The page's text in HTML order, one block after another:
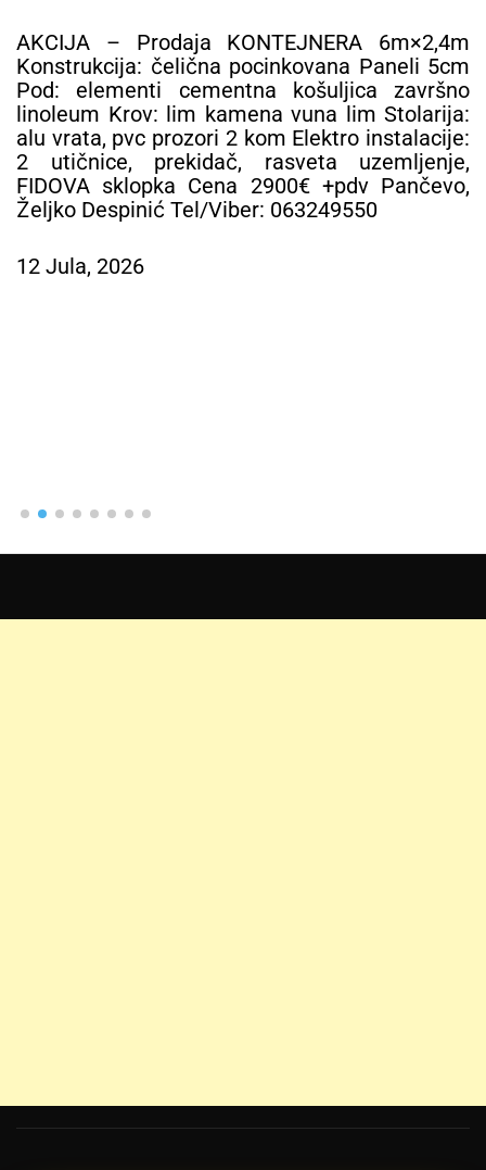
AKCIJA – Prodaja KONTEJNERA 6m×2,4m
Konstrukcija: čelična pocinkovana Paneli 5cm
Pod: elementi cementna košuljica završno
linoleum Krov: lim kamena vuna lim Stolarija:
alu vrata, pvc prozori 2 kom Elektro instalacije:
2 utičnice, prekidač, rasveta uzemljenje,
FIDOVA sklopka Cena 2900€ +pdv Pančevo,
Željko Despinić Tel/Viber: 063249550
12 Jula, 2026